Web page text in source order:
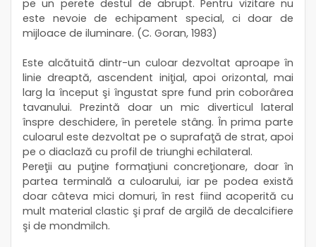
pe un perete destul de abrupt. Pentru vizitare nu
este nevoie de echipament special, ci doar de
mijloace de iluminare. (C. Goran, 1983)
Este alcătuită dintr-un culoar dezvoltat aproape în
linie dreaptă, ascendent iniţial, apoi orizontal, mai
larg la început şi îngustat spre fund prin coborârea
tavanului. Prezintă doar un mic diverticul lateral
înspre deschidere, în peretele stâng. În prima parte
culoarul este dezvoltat pe o suprafaţă de strat, apoi
pe o diaclază cu profil de triunghi echilateral.
Pereţii au puţine formaţiuni concreţionare, doar în
partea terminală a culoarului, iar pe podea există
doar câteva mici domuri, în rest fiind acoperită cu
mult material clastic şi praf de argilă de decalcifiere
şi de mondmilch.